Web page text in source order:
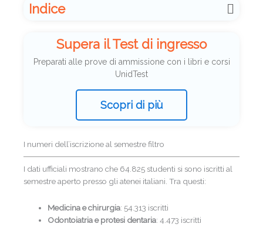
Indice
Supera il Test di ingresso
Preparati alle prove di ammissione con i libri e corsi
UnidTest
Scopri di più
I numeri dell’iscrizione al semestre filtro
I dati ufficiali mostrano che 64.825 studenti si sono iscritti al
semestre aperto presso gli atenei italiani. Tra questi:
Medicina e chirurgia: 54.313 iscritti
Odontoiatria e protesi dentaria: 4.473 iscritti